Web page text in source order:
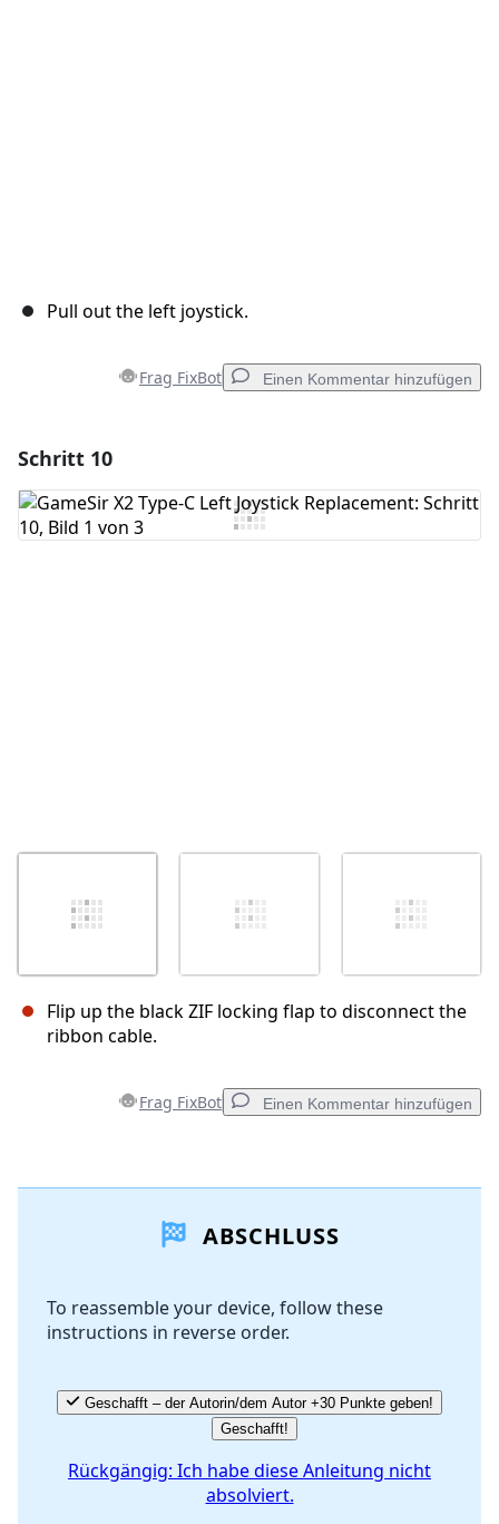
Pull out the left joystick.
Frag FixBot Einen Kommentar hinzufügen
Kommentar hinzufügen
Schritt 10
Flip up the black ZIF locking flap to disconnect the
ribbon cable.
Frag FixBot Einen Kommentar hinzufügen
Kommentar hinzufügen
Abbrechen
ABSCHLUSS
To reassemble your device, follow these
instructions in reverse order.
Geschafft – der Autorin/dem Autor +30 Punkte geben!
Geschafft!
Rückgängig: Ich habe diese Anleitung nicht
absolviert.